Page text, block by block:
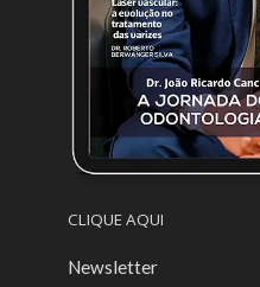
CLIQUE AQUI
Newsletter